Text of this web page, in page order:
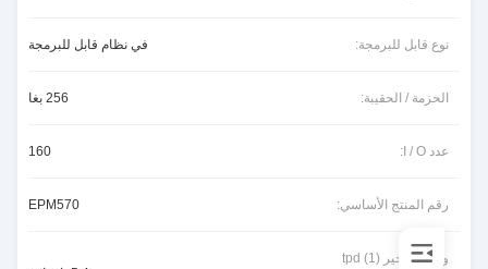
نوع قابل للبرمجة: في نظام قابل للبرمجة
الحزمة / الحقيبة: 256 بغا
عدد I / O: 160
رقم المنتج الأساسي: EPM570
وقت التأخير tpd (1)